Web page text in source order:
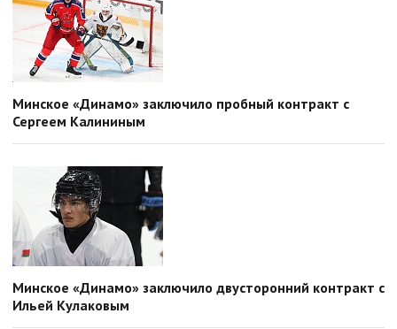
Минское «Динамо» заключило пробный контракт с
Сергеем Калининым
Минское «Динамо» заключило двусторонний контракт с
Ильей Кулаковым